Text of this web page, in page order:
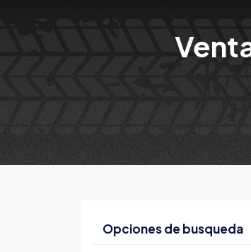
Opciones de busqueda